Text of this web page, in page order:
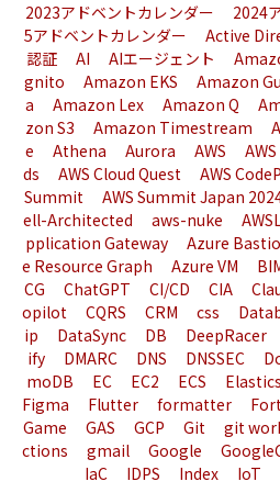
2023アドベントカレンダー 2024
5アドベントカレンダー
Active
認証
AI AIエージェント
gnito
Amazon EKS Amazon
a
Amazon Lex Amazon Q
zon S3
Amazon Timestream
e
Athena Aurora AWS
ds
AWS Cloud Quest AWS
Summit
AWS Summit Japan
ell-Architected
aws-nuke
pplication Gateway
Azure
e Resource Graph
Azure VM
CG
ChatGPT CI/CD CIA
opilot
CQRS CRM css
ip
DataSync DB DeepRacer
ify
DMARC DNS DNSSEC
moDB
EC EC2 ECS
Figma
Flutter formatter
Game
GAS GCP Git git
ctions
gmail Google
IaC
IDPS Index IoT